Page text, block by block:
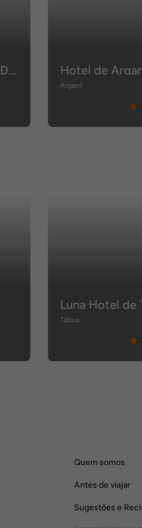
LAM Hotel Convento do Desagravo Hotel de
Arganil
Luna Hotel de
Tábua
Quem somos
Antes de viajar
Sugestões e